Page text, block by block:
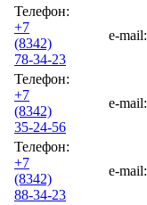
Телефон:
+7
(8342)
78-34-23
e-mail:
Телефон:
+7
(8342)
35-24-56
e-mail:
Телефон:
+7
(8342)
88-34-23
e-mail: